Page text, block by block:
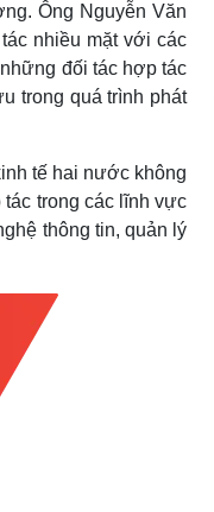
Ông Nguyễn Văn
nhiều mặt với các
đối tác hợp tác
trong quá trình phát
tế hai nước không
trong các lĩnh vực
thông tin, quản lý